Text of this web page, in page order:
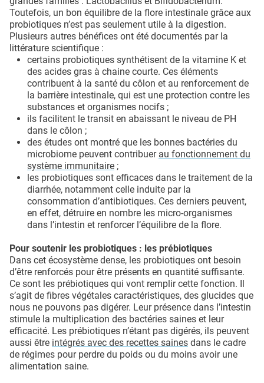
Toutefois, un bon équilibre de la flore intestinale grâce aux
probiotiques n’est pas seulement utile à la digestion.
Plusieurs autres bénéfices ont été documentés par la
littérature scientifique :
certains probiotiques synthétisent de la vitamine K et
des acides gras à chaine courte. Ces éléments
contribuent à la santé du côlon et au renforcement de
la barrière intestinale, qui est une protection contre les
substances et organismes nocifs ;
ils facilitent le transit en abaissant le niveau de PH
dans le côlon ;
des études ont montré que les bonnes bactéries du
microbiome peuvent contribuer au fonctionnement du
système immunitaire ;
les probiotiques sont efficaces dans le traitement de la
diarrhée, notamment celle induite par la
consommation d’antibiotiques. Ces derniers peuvent,
en effet, détruire en nombre les micro-organismes
dans l’intestin et renforcer l’équilibre de la flore.
Pour soutenir les probiotiques : les prébiotiques
Dans cet écosystème dense, les probiotiques ont besoin
d’être renforcés pour être présents en quantité suffisante.
Ce sont les prébiotiques qui vont remplir cette fonction. Il
s’agit de fibres végétales caractéristiques, des glucides que
nous ne pouvons pas digérer. Leur présence dans l’intestin
stimule la multiplication des bactéries saines et leur
efficacité. Les prébiotiques n’étant pas digérés, ils peuvent
aussi être intégrés avec des recettes saines dans le cadre
de régimes pour perdre du poids ou du moins avoir une
alimentation saine.